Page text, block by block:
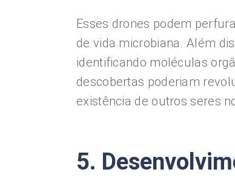
Esses drones podem
de vida microbiana. Além
identificando moléculas
descobertas poderiam
existência de outros seres
5.